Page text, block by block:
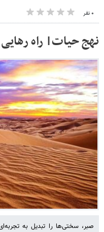
۰ نفر
نهج حیات| راه رهایی
صبر، سختی‌ها را تبدیل به